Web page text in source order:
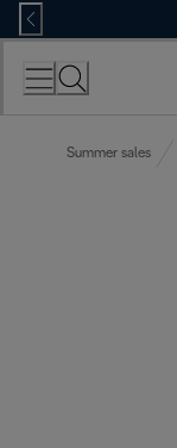
Skip
to
Content
Summer sales